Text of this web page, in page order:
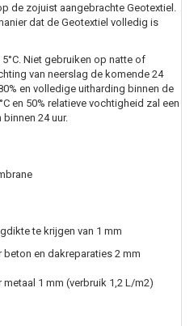
de zojuist aangebrachte Geotextiel.
dat de Geotextiel volledig is
Niet gebruiken op natte of
van neerslag de komende 24
en volledige uitharding binnen de
en 50% relatieve vochtigheid zal een
24 uur.
te krijgen van 1 mm
en dakreparaties 2 mm
1 mm (verbruik 1,2 L/m2)